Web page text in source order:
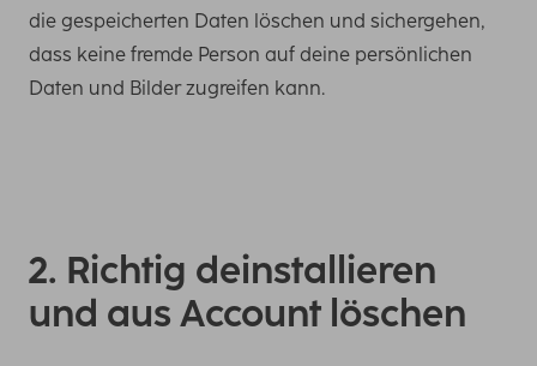
die gespeicherten Daten löschen und sichergehen,
dass keine fremde Person auf deine persönlichen
Daten und Bilder zugreifen kann.
2. Richtig deinstallieren
und aus Account löschen